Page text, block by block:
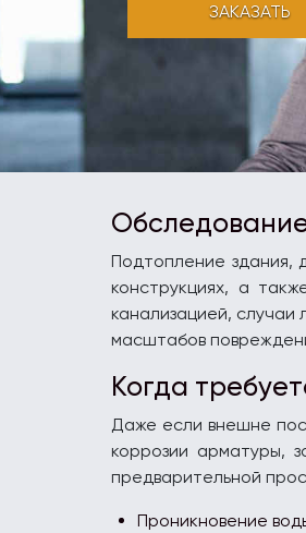
ЗАКАЗАТЬ
Подтопление здания,
конструкциях, а
канализацией, случаи
масштабов
Когда
Даже если внешне
коррозии арматуры,
предварительной
Проникновение